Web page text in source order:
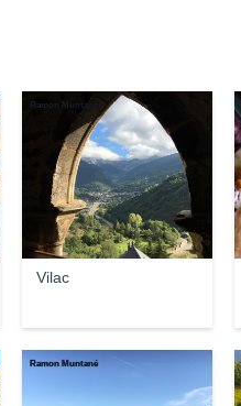
Vilac
Ramon Muntané
Ramon Muntané